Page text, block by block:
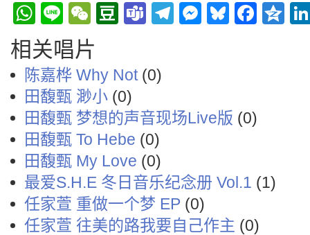
WhatsApp
LineWeChat
Douban
TeamsTelegramBluesky
相关唱片
陈嘉桦 Why Not(0)
田馥甄 渺小 (0)
田馥甄 梦想的声音现场Live版 (0)
田馥甄 To Hebe (0)
田馥甄 My Love (0)
最爱S.H.E 冬日音乐纪念册 Vol.1 (1)
任家萱 重做一个梦 EP (0)
任家萱 往美的路我要自己作主 (0)